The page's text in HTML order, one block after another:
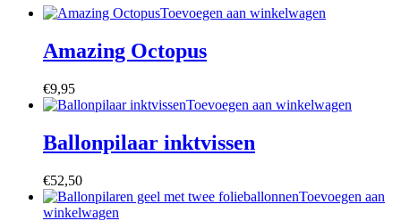
Toevoegen aan winkelwagen
Amazing Octopus
€9,95
Toevoegen aan winkelwagen
Ballonpilaar inktvissen
€52,50
Toevoegen aan
winkelwagen